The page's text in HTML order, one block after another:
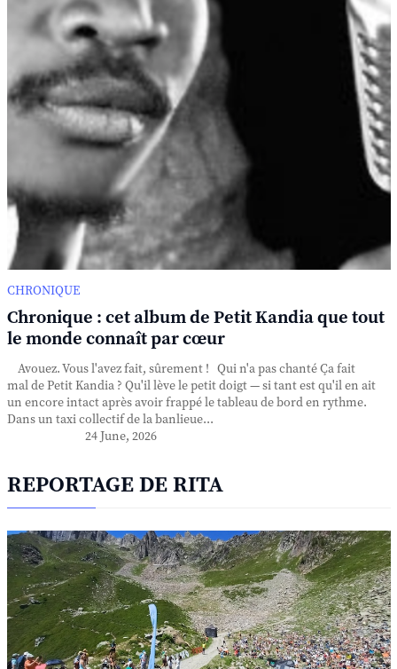
CHRONIQUE
Chronique : cet album de Petit Kandia que tout
le monde connaît par cœur
Avouez. Vous l'avez fait, sûrement ! Qui n'a pas chanté Ça fait
mal de Petit Kandia ? Qu'il lève le petit doigt — si tant est qu'il en ait
un encore intact après avoir frappé le tableau de bord en rythme.
Dans un taxi collectif de la banlieue...
24 June, 2026
REPORTAGE DE RITA